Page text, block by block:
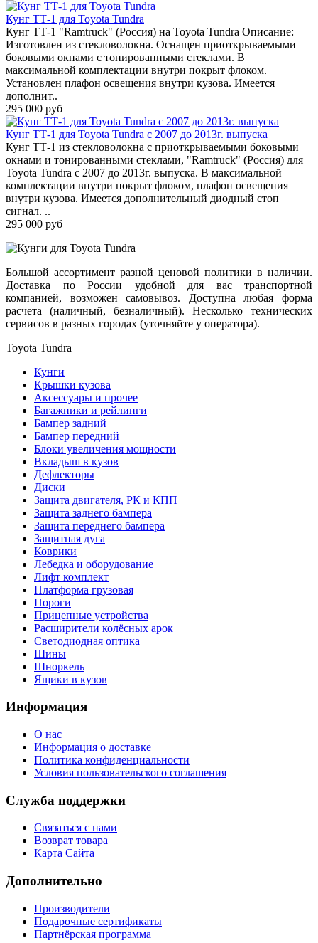
Кунг TТ-1 для Toyota Tundra
Кунг TТ-1 "Ramtruck" (Россия) на Toyota Tundra Описание:
Изготовлен из стекловолокна. Оснащен приоткрываемыми
боковыми окнами с тонированными стеклами. В
максимальной комплектации внутри покрыт флоком.
Установлен плафон освещения внутри кузова. Имеется
дополнит..
295 000 руб
Кунг TТ-1 для Toyota Tundra с 2007 до 2013г. выпуска
Кунг TТ-1 из стекловолокна с приоткрываемыми боковыми
окнами и тонированными стеклами, "Ramtruck" (Россия) для
Toyota Tundra с 2007 до 2013г. выпуска. В максимальной
комплектации внутри покрыт флоком, плафон освещения
внутри кузова. Имеется дополнительный диодный стоп
сигнал. ..
295 000 руб
Большой ассортимент разной ценовой политики в наличии.
Доставка по России удобной для вас транспортной
компанией, возможен самовывоз. Доступна любая форма
расчета (наличный, безналичный). Несколько технических
сервисов в разных городах (уточняйте у оператора).
Toyota Tundra
Кунги
Крышки кузова
Аксессуары и прочее
Багажники и рейлинги
Бампер задний
Бампер передний
Блоки увеличения мощности
Вкладыш в кузов
Дефлекторы
Диски
Защита двигателя, РК и КПП
Защита заднего бампера
Защита переднего бампера
Защитная дуга
Коврики
Лебедка и оборудование
Лифт комплект
Платформа грузовая
Пороги
Прицепные устройства
Расширители колёсных арок
Светодиодная оптика
Шины
Шноркель
Ящики в кузов
Информация
О нас
Информация о доставке
Политика конфиденциальности
Условия пользовательского соглашения
Служба поддержки
Связаться с нами
Возврат товара
Карта Сайта
Дополнительно
Производители
Подарочные сертификаты
Партнёрская программа